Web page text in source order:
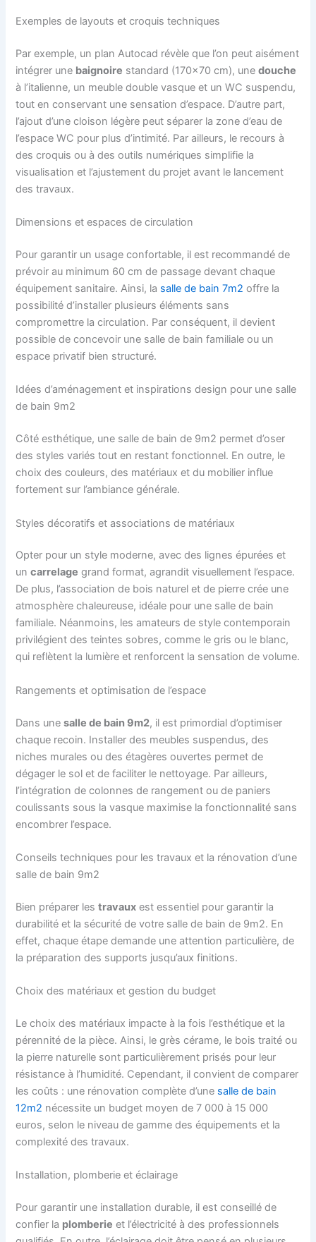
Exemples de layouts et croquis techniques
Par exemple, un plan Autocad révèle que l’on peut aisément
intégrer une baignoire standard (170×70 cm), unedouche
à l’italienne, un meuble double vasque et un WC suspendu,
tout en conservant une sensation d’espace. D’autre part,
l’ajout d’une cloison légère peut séparer la zone d’eau de
l’espace WC pour plus d’intimité. Par ailleurs, le recours à
des croquis ou à des outils numériques simplifie la
visualisation et l’ajustement du projet avant le lancement
des travaux.
Dimensions et espaces de circulation
Pour garantir un usage confortable, il est recommandé de
prévoir au minimum 60 cm de passage devant chaque
équipement sanitaire. Ainsi, la salle de bain 7m2 offre la
possibilité d’installer plusieurs éléments sans
compromettre la circulation. Par conséquent, il devient
possible de concevoir une salle de bain familiale ou un
espace privatif bien structuré.
Idées d’aménagement et inspirations design pour une salle
de bain 9m2
Côté esthétique, une salle de bain de 9m2 permet d’oser
des styles variés tout en restant fonctionnel. En outre, le
choix des couleurs, des matériaux et du mobilier influe
fortement sur l’ambiance générale.
Styles décoratifs et associations de matériaux
Opter pour un style moderne, avec des lignes épurées et
uncarrelage grand format, agrandit visuellement l’espace.
De plus, l’association de bois naturel et de pierre crée une
atmosphère chaleureuse, idéale pour une salle de bain
familiale. Néanmoins, les amateurs de style contemporain
privilégient des teintes sobres, comme le gris ou le blanc,
qui reflètent la lumière et renforcent la sensation de volume.
Rangements et optimisation de l’espace
Dans unesalle de bain 9m2, il est primordial d’optimiser
chaque recoin. Installer des meubles suspendus, des
niches murales ou des étagères ouvertes permet de
dégager le sol et de faciliter le nettoyage. Par ailleurs,
l’intégration de colonnes de rangement ou de paniers
coulissants sous la vasque maximise la fonctionnalité sans
encombrer l’espace.
Conseils techniques pour les travaux et la rénovation d’une
salle de bain 9m2
Bien préparer lestravaux est essentiel pour garantir la
durabilité et la sécurité de votre salle de bain de 9m2. En
effet, chaque étape demande une attention particulière, de
la préparation des supports jusqu’aux finitions.
Choix des matériaux et gestion du budget
Le choix des matériaux impacte à la fois l’esthétique et la
pérennité de la pièce. Ainsi, le grès cérame, le bois traité ou
la pierre naturelle sont particulièrement prisés pour leur
résistance à l’humidité. Cependant, il convient de comparer
les coûts : une rénovation complète d’une salle de bain
12m2 nécessite un budget moyen de 7 000 à 15 000
euros, selon le niveau de gamme des équipements et la
complexité des travaux.
Installation, plomberie et éclairage
Pour garantir une installation durable, il est conseillé de
confier la plomberie et l’électricité à des professionnels